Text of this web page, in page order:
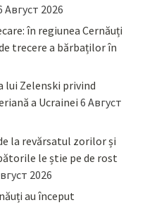
Август 2026
în regiunea Cernăuți
trecere a bărbaților în
lui Zelenski privind
a Ucrainei 6 Август
la revărsatul zorilor și
le știe pe de rost
2026
au început